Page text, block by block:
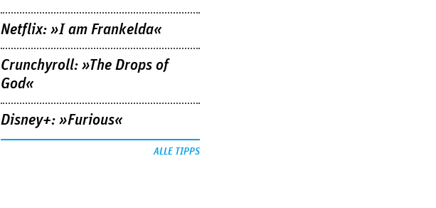
Netflix: »I am Frankelda«
Crunchyroll: »The Drops of
God«
Disney+: »Furious«
ALLE TIPPS